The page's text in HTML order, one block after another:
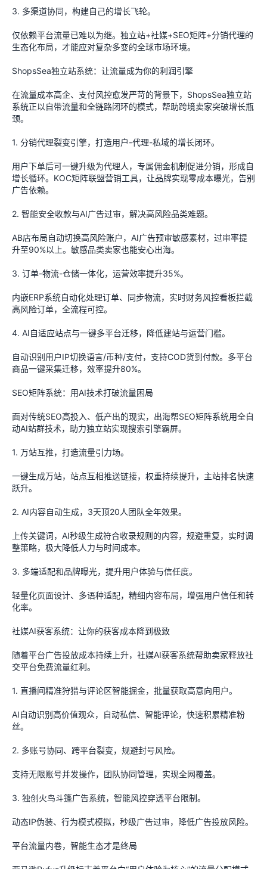
3. 多渠道协同，构建自己的增长飞轮。
仅依赖平台流量已难以为继。独立站+社媒+SEO矩阵+分销代理的
生态化布局，才能应对复杂多变的全球市场环境。
ShopsSea独立站系统：让流量成为你的利润引擎
在流量成本高企、支付风控愈发严苛的背景下，ShopsSea独立站
系统正以自带流量和全链路闭环的模式，帮助跨境卖家突破增长瓶
颈。
1. 分销代理裂变引擎，打造用户-代理-私域的增长闭环。
用户下单后可一键升级为代理人，专属佣金机制促进分销，形成自
增长循环。KOC矩阵联盟营销工具，让品牌实现零成本曝光，告别
广告依赖。
2. 智能安全收款与AI广告过审，解决高风险品类难题。
AB店布局自动切换高风险账户，AI广告预审敏感素材，过审率提
升至90%以上。敏感品类卖家也能安心出海。
3. 订单-物流-仓储一体化，运营效率提升35%。
内嵌ERP系统自动化处理订单、同步物流，实时财务风控看板拦截
高风险订单，全流程可控。
4. AI自适应站点与一键多平台迁移，降低建站与运营门槛。
自动识别用户IP切换语言/币种/支付，支持COD货到付款。多平台
商品一键采集迁移，效率提升80%。
SEO矩阵系统：用AI技术打破流量困局
面对传统SEO高投入、低产出的现实，出海帮SEO矩阵系统用全自
动AI站群技术，助力独立站实现搜索引擎霸屏。
1. 万站互推，打造流量引力场。
一键生成万站，站点互相推送链接，权重持续提升，主站排名快速
跃升。
2. AI内容自动生成，3天顶20人团队全年效果。
上传关键词，AI秒级生成符合收录规则的内容，规避重复，实时调
整策略，极大降低人力与时间成本。
3. 多端适配和品牌曝光，提升用户体验与信任度。
轻量化页面设计、多语种适配，精细内容布局，增强用户信任和转
化率。
社媒AI获客系统：让你的获客成本降到极致
随着平台广告投放成本持续上升，社媒AI获客系统帮助卖家释放社
交平台免费流量红利。
1. 直播间精准狩猎与评论区智能掘金，批量获取高意向用户。
AI自动识别高价值观众，自动私信、智能评论，快速积累精准粉
丝。
2. 多账号协同、跨平台裂变，规避封号风险。
支持无限账号并发操作，团队协同管理，实现全网覆盖。
3. 独创火鸟斗篷广告系统，智能风控穿透平台限制。
动态IP伪装、行为模式模拟，秒级广告过审，降低广告投放风险。
平台流量内卷，智能生态才是终局